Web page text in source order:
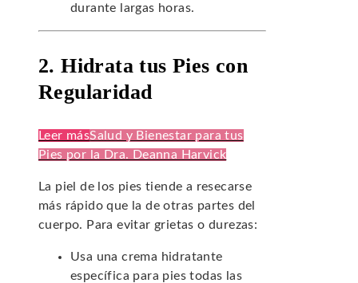
durante largas horas.
2. Hidrata tus Pies con
Regularidad
Leer másSalud y Bienestar para tus
Pies por la Dra. Deanna Harvick
La piel de los pies tiende a resecarse
más rápido que la de otras partes del
cuerpo. Para evitar grietas o durezas:
Usa una crema hidratante
específica para pies todas las